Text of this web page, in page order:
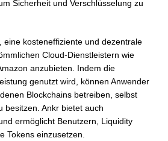
Sicherheit und Verschlüsselung zu
eine kosteneffiziente und dezentrale
Cloud-Dienstleistern wie
anzubieten. Indem die
genutzt wird, können Anwender
Blockchains betreiben, selbst
besitzen. Ankr bietet auch
ermöglicht Benutzern, Liquidity
Tokens einzusetzen.